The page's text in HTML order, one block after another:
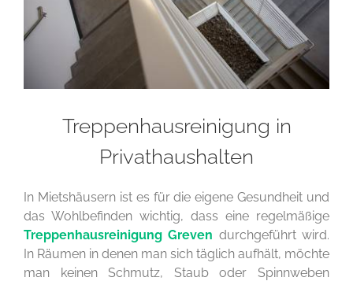
Treppenhausreinigung in
Privathaushalten
In Mietshäusern ist es für die eigene Gesundheit und
das Wohlbefinden wichtig, dass eine regelmäßige
Treppenhausreinigung Greven durchgeführt wird.
In Räumen in denen man sich täglich aufhält, möchte
man keinen Schmutz, Staub oder Spinnweben